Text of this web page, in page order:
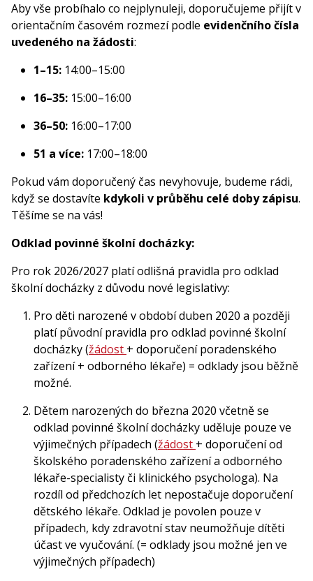
Aby vše probíhalo co nejplynuleji, doporučujeme přijít v
orientačním časovém rozmezí podle evidenčního čísla
uvedeného na žádosti:
1–15: 14:00–15:00
16–35: 15:00–16:00
36–50: 16:00–17:00
51 a více: 17:00–18:00
Pokud vám doporučený čas nevyhovuje, budeme rádi,
když se dostavíte kdykoli v průběhu celé doby zápisu.
Těšíme se na vás!
Odklad povinné školní docházky:
Pro rok 2026/2027 platí odlišná pravidla pro odklad
školní docházky z důvodu nové legislativy:
Pro děti narozené v období duben 2020 a později
platí původní pravidla pro odklad povinné školní
docházky (žádost + doporučení poradenského
zařízení + odborného lékaře) = odklady jsou běžně
možné.
Dětem narozených do března 2020 včetně se
odklad povinné školní docházky uděluje pouze ve
výjimečných případech (žádost + doporučení od
školského poradenského zařízení a odborného
lékaře-specialisty či klinického psychologa). Na
rozdíl od předchozích let nepostačuje doporučení
dětského lékaře. Odklad je povolen pouze v
případech, kdy zdravotní stav neumožňuje dítěti
účast ve vyučování. (= odklady jsou možné jen ve
výjimečných případech)